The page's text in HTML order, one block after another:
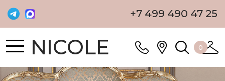
+7 499 490 47 25
NICOLE 0